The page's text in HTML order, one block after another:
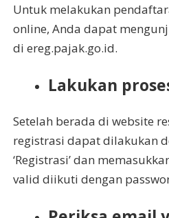
Untuk melakukan
online, Anda dapat
di ereg.pajak.go.id.
Lakukan
Setelah berada di website
registrasi dapat dilakukan
‘Registrasi’ dan
valid diikuti dengan